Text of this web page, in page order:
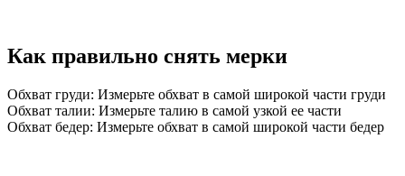
Как правильно снять мерки
Обхват груди: Измерьте обхват в самой широкой части груди
Обхват талии: Измерьте талию в самой узкой ее части
Обхват бедер: Измерьте обхват в самой широкой части бедер